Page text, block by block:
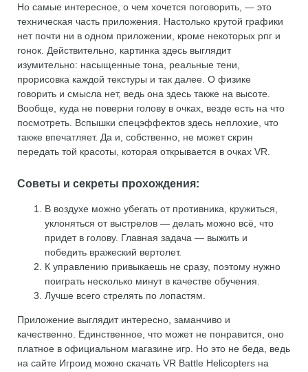
Но самые интересное, о чем хочется поговорить, — это
техническая часть приложения. Настолько крутой графики
нет почти ни в одном приложении, кроме некоторых рпг и
гонок. Действительно, картинка здесь выглядит
изумительно: насыщенные тона, реальные тени,
прорисовка каждой текстуры и так далее. О физике
говорить и смысла нет, ведь она здесь также на высоте.
Вообще, куда не поверни голову в очках, везде есть на что
посмотреть. Вспышки спецэффектов здесь неплохие, что
также впечатляет. Да и, собственно, не может скрин
передать той красоты, которая открывается в очках VR.
Советы и секреты прохождения:
В воздухе можно убегать от противника, кружиться,
уклоняться от выстрелов — делать можно всё, что
придет в голову. Главная задача — выжить и
победить вражеский вертолет.
К управлению привыкаешь не сразу, поэтому нужно
поиграть несколько минут в качестве обучения.
Лучше всего стрелять по лопастям.
Приложение выглядит интересно, заманчиво и
качественно. Единственное, что может не понравится, оно
платное в официальном магазине игр. Но это не беда, ведь
на сайте Игроид можно скачать VR Battle Helicopters на